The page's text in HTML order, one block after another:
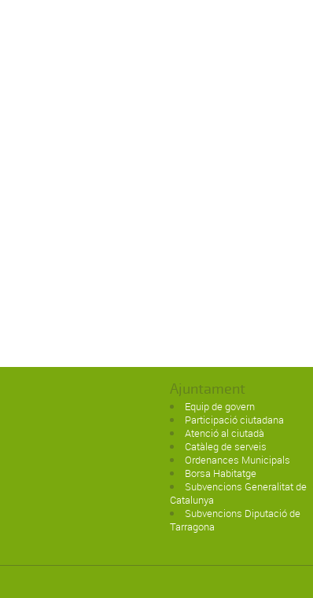
Ajuntament
Equip de govern
Participació ciutadana
Atenció al ciutadà
Catàleg de serveis
Ordenances Municipals
Borsa Habitatge
Subvencions Generalitat de
Catalunya
Subvencions Diputació de
Tarragona